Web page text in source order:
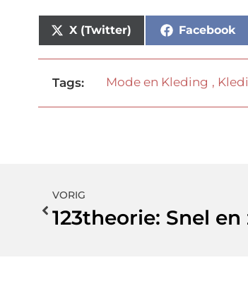
X (Twitter) Facebook
Tags: Mode en Kleding ,
VORIG